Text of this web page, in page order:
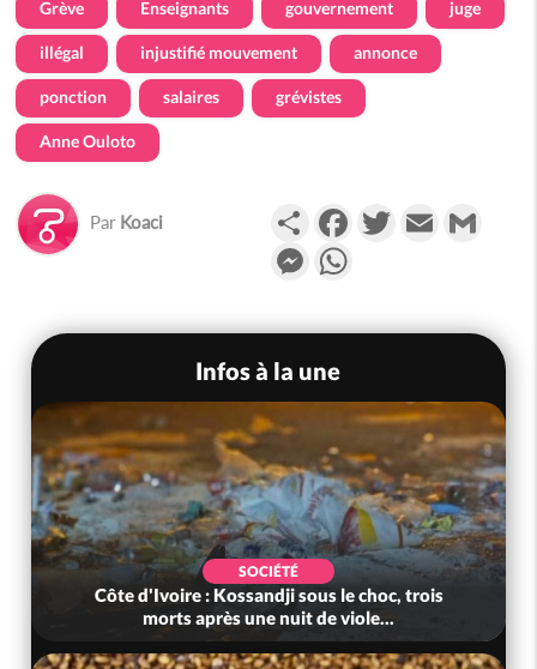
Grève Enseignants gouvernement juge
illégal injustifié mouvement annonce
ponction salaires grévistes
Anne Ouloto
Par Koaci PartagerFacebookTwitterEmail
Messenger
Infos à la une
SOCIÉTÉ
Côte d'Ivoire : Kossandji sous le choc, trois
morts après une nuit de viole...